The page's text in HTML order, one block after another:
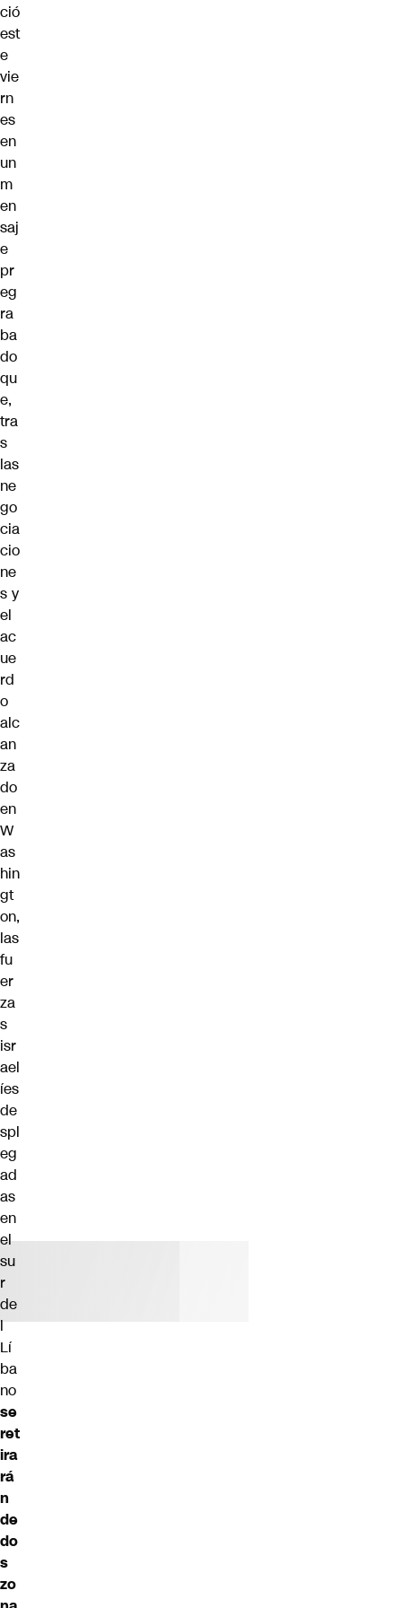
ció
est
e
vie
rn
es
en
un
m
en
saj
e
pr
eg
ra
ba
do
qu
e,
tra
s
las
ne
go
cia
cio
ne
s y
el
ac
ue
rd
o
alc
an
za
do
en
W
as
hin
gt
on,
las
fu
er
za
s
isr
ael
íes
de
spl
eg
ad
as
en
el
su
r
de
l
Lí
ba
no
se
ret
ira
rá
n
de
do
s
zo